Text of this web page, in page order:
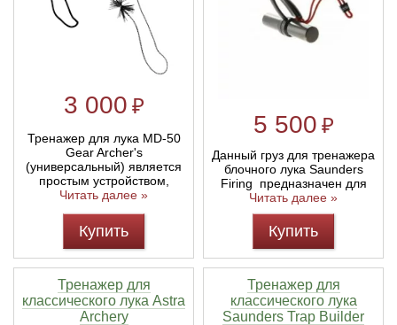
3 000 ₽
Тренажер для лука MD-50
Gear Archer's
(универсальный) является
простым устройством,
Читать далее »
Купить
5 500 ₽
Данный груз для тренажера
блочного лука Saunders
Firing предназначен для
Читать далее »
Купить
Тренажер для
классического лука Astra
Archery
Тренажер для
классического лука
Saunders Trap Builder
Линейки для настройки лука
Кликеры для лука
Плунжеры для лука
Киссеры для лука
Охотничьи ножи